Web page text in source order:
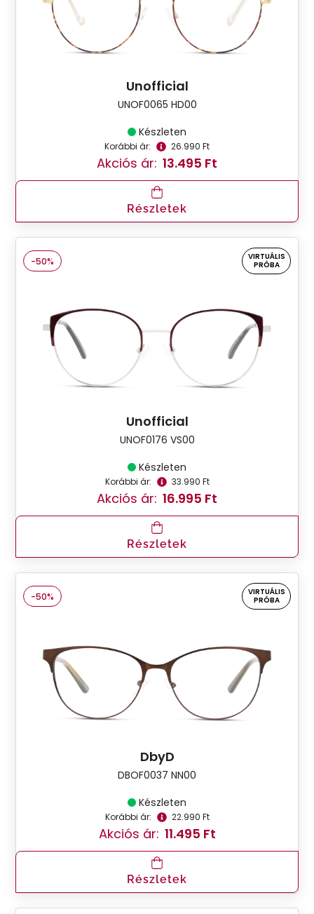
Unofficial
UNOF0065 HD00
Készleten
Korábbi ár: 26.990 Ft
Akciós ár: 13.495 Ft
Részletek
-50%
VIRTUÁLIS
PRÓBA
Unofficial
UNOF0176 VS00
Készleten
Korábbi ár: 33.990 Ft
Akciós ár: 16.995 Ft
Részletek
-50%
VIRTUÁLIS
PRÓBA
DbyD
DBOF0037 NN00
Készleten
Korábbi ár: 22.990 Ft
Akciós ár: 11.495 Ft
Részletek